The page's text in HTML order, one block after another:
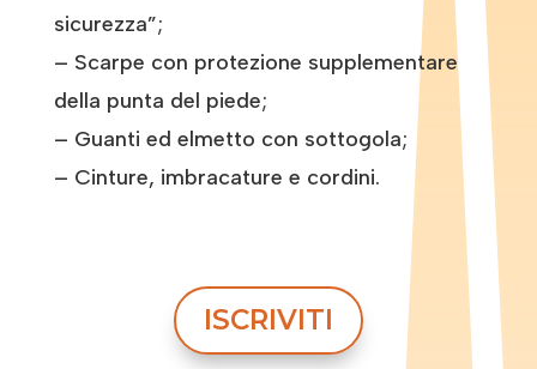
sicurezza”;
– Scarpe con protezione supplementare
della punta del piede;
– Guanti ed elmetto con sottogola;
– Cinture, imbracature e cordini.
ISCRIVITI